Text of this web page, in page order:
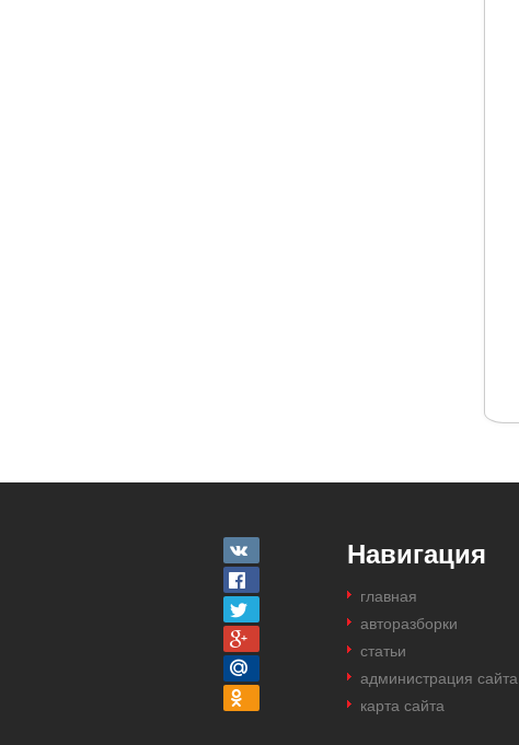
Навигация
главная
авторазборки
статьи
администрация сайта
карта сайта